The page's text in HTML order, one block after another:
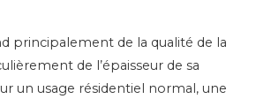
principalement de la qualité de la
de l’épaisseur de sa
un usage résidentiel normal, une